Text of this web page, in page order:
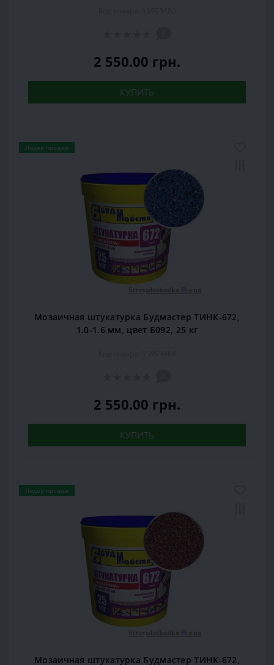
2 550.00 грн.
КУПИТЬ
Лидер продаж
Мозаичная штукатурка Будмастер ТИНК-672,
1.0-1.6 мм, цвет Б092, 25 кг
2 550.00 грн.
КУПИТЬ
Лидер продаж
Мозаичная штукатурка Будмастер ТИНК-672,